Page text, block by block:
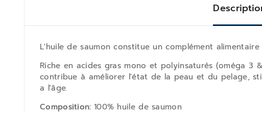
L'huile de saumon constitue un complément
Riche en acides gras mono et polyinsaturés (oméga 3
contribue à améliorer l'état de la peau et du pelage,
a l'âge.
Composition: 100% huile de saumon